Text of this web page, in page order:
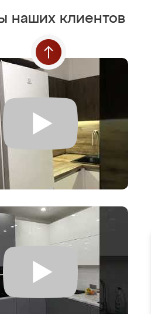
наших клиентов